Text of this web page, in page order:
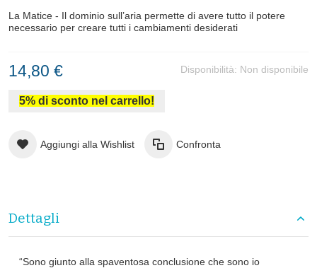
La Matice - Il dominio sull’aria permette di avere tutto il potere
necessario per creare tutti i cambiamenti desiderati
Disponibilità: Non disponibile
14,80 €
5% di sconto nel carrello!
Aggiungi alla Wishlist Confronta
Dettagli
“Sono giunto alla spaventosa conclusione che sono io